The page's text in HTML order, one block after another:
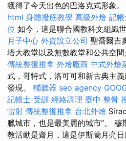
獲得了今天出色的巴洛克式形象。
html 身體撥筋教學 高級外燴 記
位 如今，這是聯合國教科文組織
月子中心 外資設立公司 聖喬爾吉
塔大教堂以及無數教堂和公共空間
傳統整復推拿 外燴廠商 中式外燴
式，哥特式，洛可可和新古典主
發現。 輔聽器 seo agency
記帳士 受訓 經絡調理 臺中 整骨
雷射 傳統整復推拿 台北外燴
臘城市，也是最美麗的城市”。
教活動是齋月，這是伊斯蘭月亮